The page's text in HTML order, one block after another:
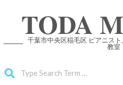
TODA
千葉市中央区稲毛区 ピアニス
教室